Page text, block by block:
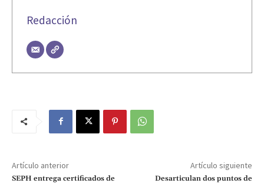
Redacción
Artículo anterior
SEPH entrega certificados de
Artículo siguiente
Desarticulan dos puntos de